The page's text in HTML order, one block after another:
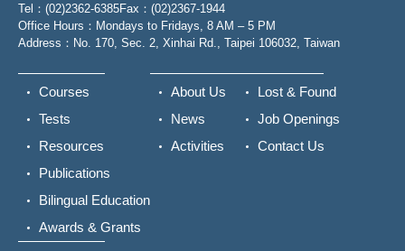
Tel：(02)2362-6385Fax：(02)2367-1944
Office Hours：Mondays to Fridays, 8 AM – 5 PM
Address：No. 170, Sec. 2, Xinhai Rd., Taipei 106032, Taiwan
Courses
Tests
Resources
Publications
Bilingual Education
Awards & Grants
About Us
News
Activities
Lost & Found
Job Openings
Contact Us